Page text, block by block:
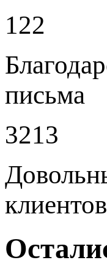
122
письма
3213
клиентов